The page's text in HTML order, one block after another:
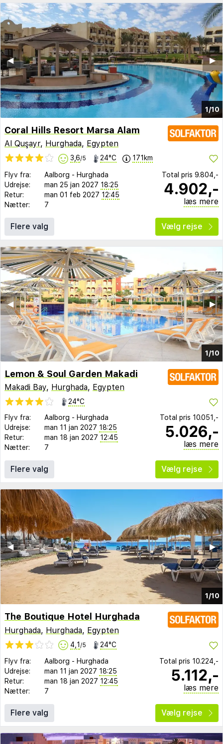
1/10
▶︎
◀︎
Coral Hills Resort Marsa Alam
Al Quşayr, Hurghada, Egypten
3,6/5 24°C 171km
Flyv fra: Aalborg - Hurghada
Udrejse:
man 25 jan 2027 18:25
Retur:
man 01 feb 2027 12:45
Nætter:
7
Total pris 9.804,-
4.902,-
læs mere
Flere valg Vælg rejse
1/10
▶︎
◀︎
Lemon & Soul Garden Makadi
Makadi Bay, Hurghada, Egypten
24°C
Flyv fra:
Aalborg - Hurghada
Udrejse:
man 11 jan 2027 18:25
Retur:
man 18 jan 2027 12:45
Nætter:
7
Total pris 10.051,-
5.026,-
læs mere
Flere valg Vælg rejse
1/10
▶︎
◀︎
The Boutique Hotel Hurghada
Hurghada, Hurghada, Egypten
4,1 /5 24°C
Flyv fra: Aalborg - Hurghada
Udrejse:
man 11 jan 2027 18:25
Retur:
man 18 jan 2027 12:45
Nætter:
7
Total pris 10.224,-
5.112,-
læs mere
Flere valg Vælg rejse